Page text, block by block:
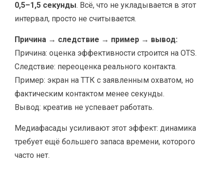
0,5–1,5 секунды. Всё, что не укладывается в этот
интервал, просто не считывается.
Причина → следствие → пример → вывод:
Причина: оценка эффективности строится на OTS.
Следствие: переоценка реального контакта.
Пример: экран на ТТК с заявленным охватом, но
фактическим контактом менее секунды.
Вывод: креатив не успевает работать.
Медиафасады усиливают этот эффект: динамика
требует ещё большего запаса времени, которого
часто нет.